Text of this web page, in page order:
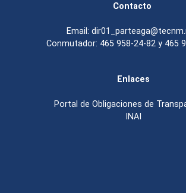
Contacto
Email:
Conmutador: 465 958-24-82 y 465
Enlaces
Portal de Obligaciones de
INAI